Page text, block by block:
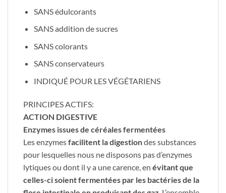
SANS édulcorants
SANS addition de sucres
SANS colorants
SANS conservateurs
INDIQUÉ POUR LES VÉGÉTARIENS
PRINCIPES ACTIFS:
ACTION DIGESTIVE
Enzymes issues de céréales fermentées
Les enzymesfacilitent la digestiondes substances
pour lesquelles nous ne disposons pas d’enzymes
lytiques ou dont il y a une carence, en évitant que
celles-ci soient fermentées par les bactéries de la